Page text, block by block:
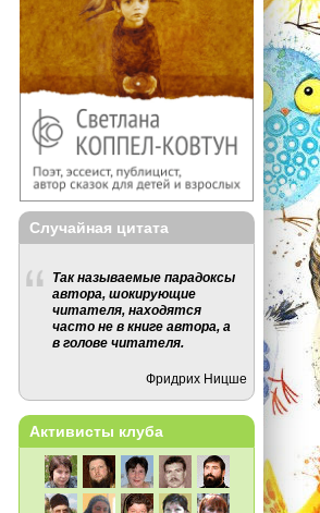
Случайная цитата
Так называемые парадоксы
автора, шокирующие
читателя, находятся
часто не в книге автора, а
в голове читателя.
Фридрих Ницше
Активисты клуба